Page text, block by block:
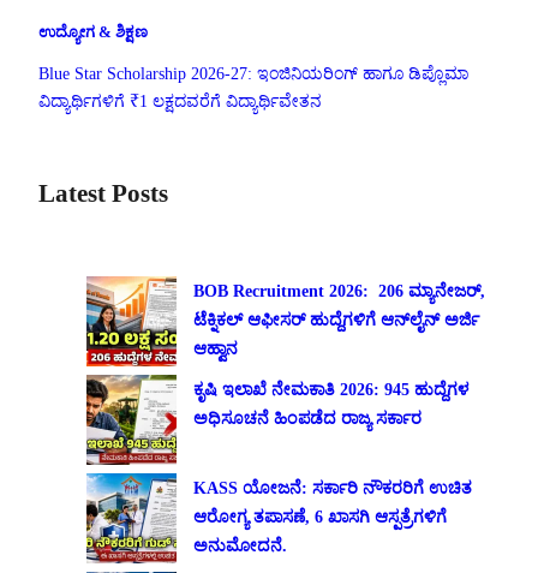
ಉದ್ಯೋಗ & ಶಿಕ್ಷಣ
Blue Star Scholarship 2026-27: ಇಂಜಿನಿಯರಿಂಗ್ ಹಾಗೂ ಡಿಪ್ಲೊಮಾ
ವಿದ್ಯಾರ್ಥಿಗಳಿಗೆ ₹1 ಲಕ್ಷದವರೆಗೆ ವಿದ್ಯಾರ್ಥಿವೇತನ
Latest Posts
BOB Recruitment 2026: 206 ಮ್ಯಾನೇಜರ್,
ಟೆಕ್ನಿಕಲ್ ಆಫೀಸರ್ ಹುದ್ದೆಗಳಿಗೆ ಆನ್‌ಲೈನ್ ಅರ್ಜಿ
ಆಹ್ವಾನ
ಕೃಷಿ ಇಲಾಖೆ ನೇಮಕಾತಿ 2026: 945 ಹುದ್ದೆಗಳ
ಅಧಿಸೂಚನೆ ಹಿಂಪಡೆದ ರಾಜ್ಯ ಸರ್ಕಾರ
KASS ಯೋಜನೆ: ಸರ್ಕಾರಿ ನೌಕರರಿಗೆ ಉಚಿತ
ಆರೋಗ್ಯ ತಪಾಸಣೆ, 6 ಖಾಸಗಿ ಆಸ್ಪತ್ರೆಗಳಿಗೆ
ಅನುಮೋದನೆ.